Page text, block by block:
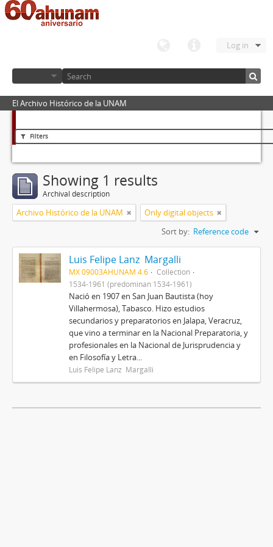
Log in
El Archivo Histórico de la UNAM
Filters
Showing 1 results
Archival description
Archivo Histórico de la UNAM
Only digital objects
Sort by: Reference code
Luis Felipe Lanz Margalli
MX 09003AHUNAM 4.6
Collection
1534-1961 (predominan 1534-1961)
Nació en 1907 en San Juan Bautista (hoy
Villahermosa), Tabasco. Hizo estudios
secundarios y preparatorios en Jalapa, Veracruz,
que vino a terminar en la Nacional Preparatoria, y
profesionales en la Nacional de Jurisprudencia y
en Filosofía y Letra...
Luis Felipe Lanz Margalli